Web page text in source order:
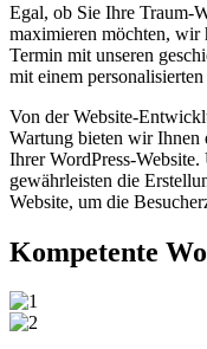
Egal, ob Sie Ihre Traum-
maximieren möchten, wir
Termin mit unseren
mit einem
Von der Website-
Wartung bieten wir Ihnen
Ihrer WordPress-
gewährleisten die
Website, um die
Kompetente